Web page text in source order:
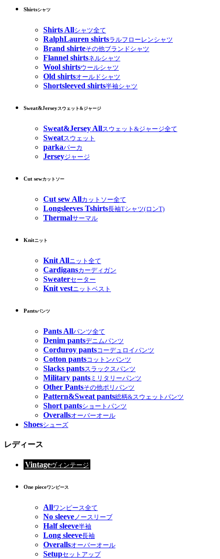
Shirtsシャツ
Shirts Allシャツ全て
RalphLauren shirtsラルフローレンシャツ
Brand shirteその他ブランドシャツ
Flannel shirtsネルシャツ
Wool shirtsウールシャツ
Old shirtsオールドシャツ
Shortsleeved shirts半袖シャツ
Sweat&Jerseyスウェット&ジャージ
Sweat&Jersey Allスウェット&ジャージ全て
Sweatスウェット
parkaパーカ
Jerseyジャージ
Cut sewカットソー
Cut sew Allカットソー全て
Longsleeves Tshirts長袖Tシャツ(ロンT)
Thermalサーマル
Knitニット
Knit Allニット全て
Cardigansカーディガン
Sweaterセーター
Knit vestニットベスト
Pantsパンツ
Pants Allパンツ全て
Denim pantsデニムパンツ
Corduroy pantsコーデュロイパンツ
Cotton pantsコットンパンツ
Slacks pantsスラックスパンツ
Military pants ミリタリーパンツ
Other Pantsその他ポリパンツ
Pattern&Sweat pants総柄&スウェットパンツ
Short pantsショートパンツ
Overallsオーバーオール
Shoesシューズ
レディース
Vintageヴィンテージ
One pieceワンピース
Allワンピース全て
No sleeveノースリーブ
Half sleeve半袖
Long sleeve長袖
Overallsオーバーオール
Setupセットアップ